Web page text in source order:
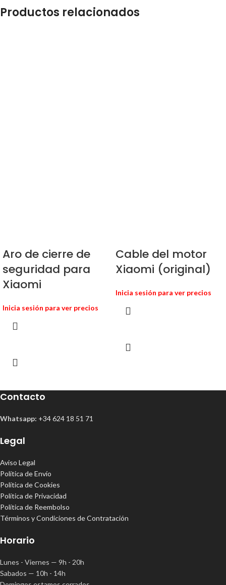
Productos relacionados
Aro de cierre de
seguridad para
Xiaomi
Inicia sesión para ver precios
Cable del motor
Xiaomi (original)
Inicia sesión para ver precios
Contacto
Whatsapp: +34 624 18 51 71
Legal
Aviso Legal
Política de Envío
Política de Cookies
Política de Privacidad
Política de Reembolso
Términos y Condiciones de Contratación
Horario
Lunes - Viernes — 9h - 20h
Sabados — 10h - 14h